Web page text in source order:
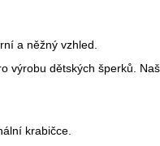
a něžný vzhled.
dětských šperků.
krabičce.